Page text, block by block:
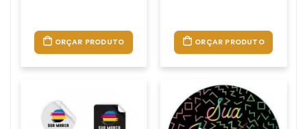
ORÇAR PRODUTO ORÇAR PRODUTO